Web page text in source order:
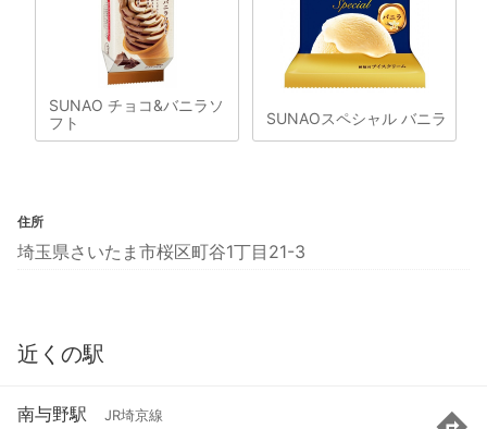
SUNAO チョコ&バニラソ
フト
SUNAOスペシャル バニラ
住所
埼玉県さいたま市桜区町谷1丁目21-3
近くの駅
南与野駅 JR埼京線